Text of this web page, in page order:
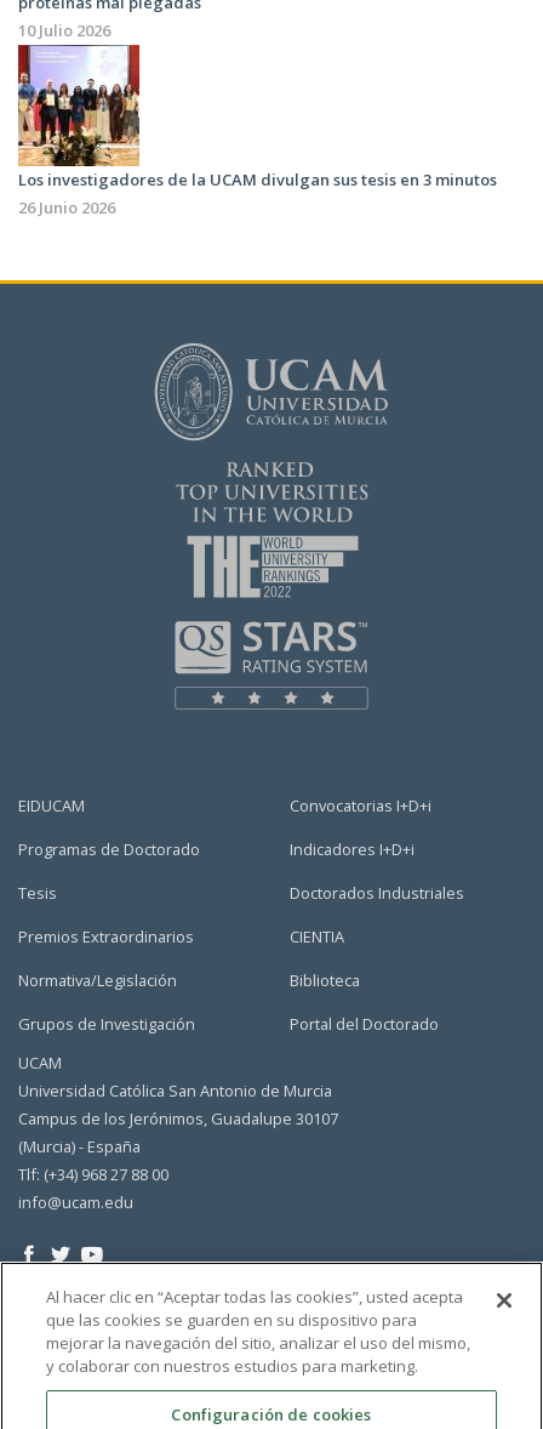
10 Julio 2026
Los investigadores de la UCAM divulgan sus tesis en 3 minutos
26 Junio 2026
EIDUCAM
Programas de Doctorado
Tesis
Premios Extraordinarios
Normativa/Legislación
Grupos de Investigación
Convocatorias I+D+i
Indicadores I+D+i
Doctorados Industriales
CIENTIA
Biblioteca
Portal del Doctorado
UCAM
Universidad Católica San Antonio de Murcia
Campus de los Jerónimos, Guadalupe 30107
(Murcia) - España
Tlf: (+34) 968 27 88 00
info@ucam.edu
Al hacer clic en “Aceptar todas las cookies”, usted acepta
que las cookies se guarden en su dispositivo para
mejorar la navegación del sitio, analizar el uso del mismo,
y colaborar con nuestros estudios para marketing.
Configuración de cookies